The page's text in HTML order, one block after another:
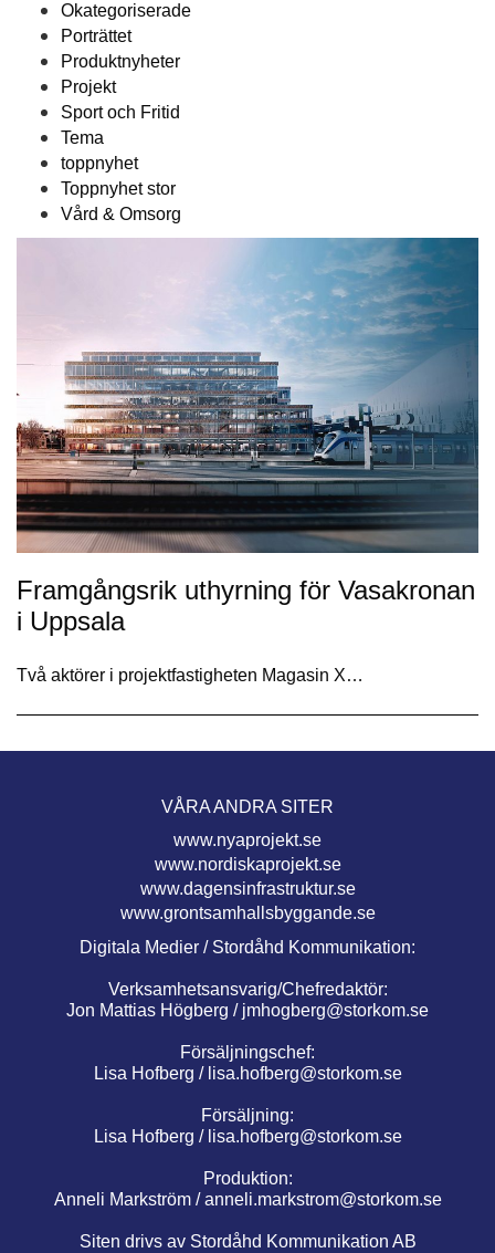
Okategoriserade
Porträttet
Produktnyheter
Projekt
Sport och Fritid
Tema
toppnyhet
Toppnyhet stor
Vård & Omsorg
Framgångsrik uthyrning för Vasakronan
i Uppsala
Två aktörer i projektfastigheten Magasin X…
VÅRA ANDRA SITER
www.nyaprojekt.se
www.nordiskaprojekt.se
www.dagensinfrastruktur.se
www.grontsamhallsbyggande.se
Digitala Medier / Stordåhd Kommunikation:
Verksamhetsansvarig/Chefredaktör:
Jon Mattias Högberg / jmhogberg@storkom.se
Försäljningschef:
Lisa Hofberg / lisa.hofberg@storkom.se
Försäljning:
Lisa Hofberg / lisa.hofberg@storkom.se
Produktion:
Anneli Markström /anneli.markstrom@storkom.se
Siten drivs av Stordåhd Kommunikation AB